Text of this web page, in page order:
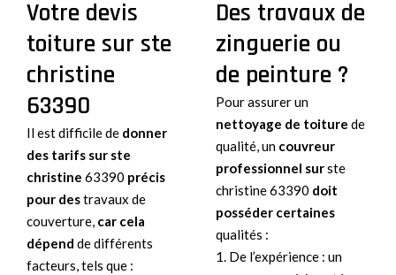
Votre devis
toiture sur ste
christine
63390
Il est difficile de donner
des tarifs sur ste
christine 63390 précis
pour destravaux de
couverture, car cela
dépend de différents
facteurs, tels que :
Des travaux de
zinguerie ou
de peinture ?
Pour assurer un
nettoyage de toiture de
qualité, un couvreur
professionnel surste
christine 63390 doit
posséder certaines
qualités :
1. De l’expérience : un